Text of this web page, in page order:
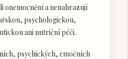
onemocnění a nenahrazují
psychologickou,
ani nutriční péči.
psychických, emočních